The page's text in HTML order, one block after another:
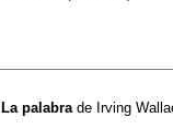
La palabra de Irving